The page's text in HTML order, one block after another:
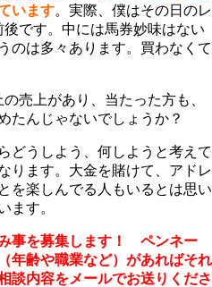
います。実際、僕はその日のレ
です。中には馬券妙味はない
のは多々あります。買わなくて
売上があり、当たった方も、
たんじゃないでしょうか？
どうしよう、何しようと考えて
ります。大金を賭けて、アドレ
を楽しんでる人もいるとは思い
ます。
事を募集します！ ペンネー
年齢や職業など）があればそれ
談内容をメールでお送りくださ